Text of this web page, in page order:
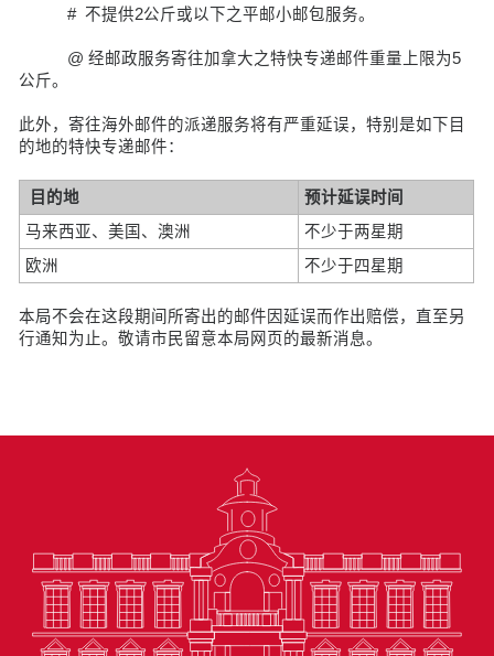
# 不提供2公斤或以下之平邮小邮包服务。
@ 经邮政服务寄往加拿大之特快专递邮件重量上限为5
公斤。
此外，寄往海外邮件的派递服务将有严重延误，特别是如下目
的地的特快专递邮件：
目的地
预计延误时间
马来西亚、美国、澳洲
不少于两星期
欧洲
不少于四星期
本局不会在这段期间所寄出的邮件因延误而作出赔偿，直至另
行通知为止。敬请市民留意本局网页的最新消息。